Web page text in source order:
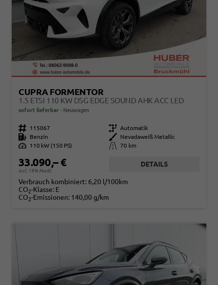
CUPRA FORMENTOR
1.5 ETSI 110 KW DSG EDGE SOUND AHK ACC LED
sofort lieferbar Neuwagen
Fahrzeugnr. 115067 Getriebe Automatik
Kraftstoff
Benzin Außenfarbe
Nevadaweiß Metallic
Leistung
110 kW (150 PS) Kilometerstand 70 km
33.090,– €
incl. 19% MwSt.
DETAILS
Verbrauch kombiniert: 6,20 l/100km
CO2-Klasse: E
CO2-Emissionen: 140,00 g/km